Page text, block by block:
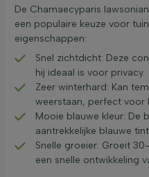
De Chamaecyparis
een populaire keuze voor
eigenschappen:
Snel zichtdicht: Deze
hij ideaal is voor privacy.
Zeer winterhard: Kan
weerstaan, perfect voor
Mooie blauwe kleur: De
aantrekkelijke blauwe
Snelle groeier: Groeit
een snelle ontwikkeling